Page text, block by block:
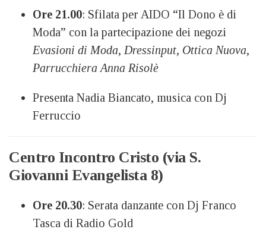
Ore 21.00: Sfilata per AIDO “Il Dono è di
Moda” con la partecipazione dei negozi
Evasioni di Moda, Dressinput, Ottica Nuova,
Parrucchiera Anna Risolè
Presenta Nadia Biancato, musica con Dj
Ferruccio
Centro Incontro Cristo (via S.
Giovanni Evangelista 8)
Ore 20.30: Serata danzante con Dj Franco
Tasca di Radio Gold